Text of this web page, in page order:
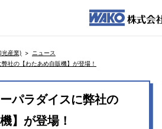
光産業)
ニュース
社の【わたあめ自販機】が登場！
パラダイスに弊社の
】が登場！